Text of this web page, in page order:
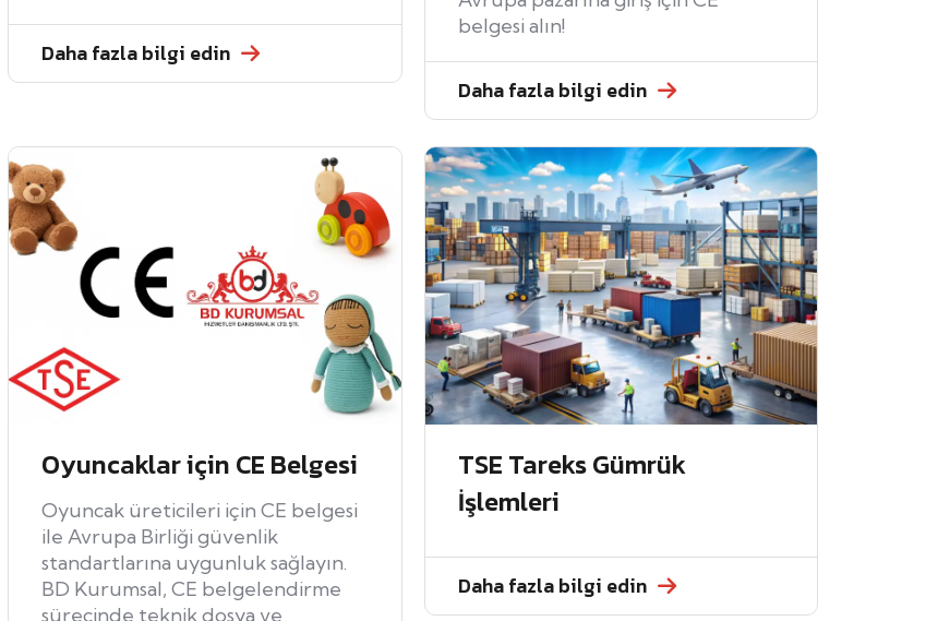
Daha fazla bilgi edin
belgesi alın!
Daha fazla bilgi edin
Oyuncaklar için CE Belgesi
Oyuncak üreticileri için CE belgesi
ile Avrupa Birliği güvenlik
standartlarına uygunluk sağlayın.
BD Kurumsal, CE belgelendirme
sürecinde teknik dosya ve
TSE Tareks Gümrük
İşlemleri
Daha fazla bilgi edin